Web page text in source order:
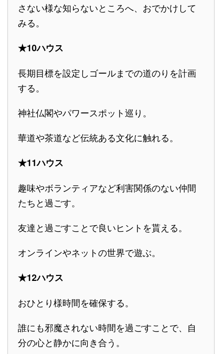
さない様な知らないところへ、おでかけして
みる。
★10ハウス
長期目標を設定しゴールまでの道のりを計画
する。
神社仏閣やパワースポット巡り。
華道や茶道など伝統ある文化に触れる。
★11ハウス
趣味やボランティアなど利害関係のない仲間
たちと過ごす。
友達と過ごすことで良いヒントを貰える。
オンラインやネットの世界で遊ぶ。
★12ハウス
おひとり様時間を確保する。
誰にも邪魔されない時間を過ごすことで、自
分の心と静かに向き合う。